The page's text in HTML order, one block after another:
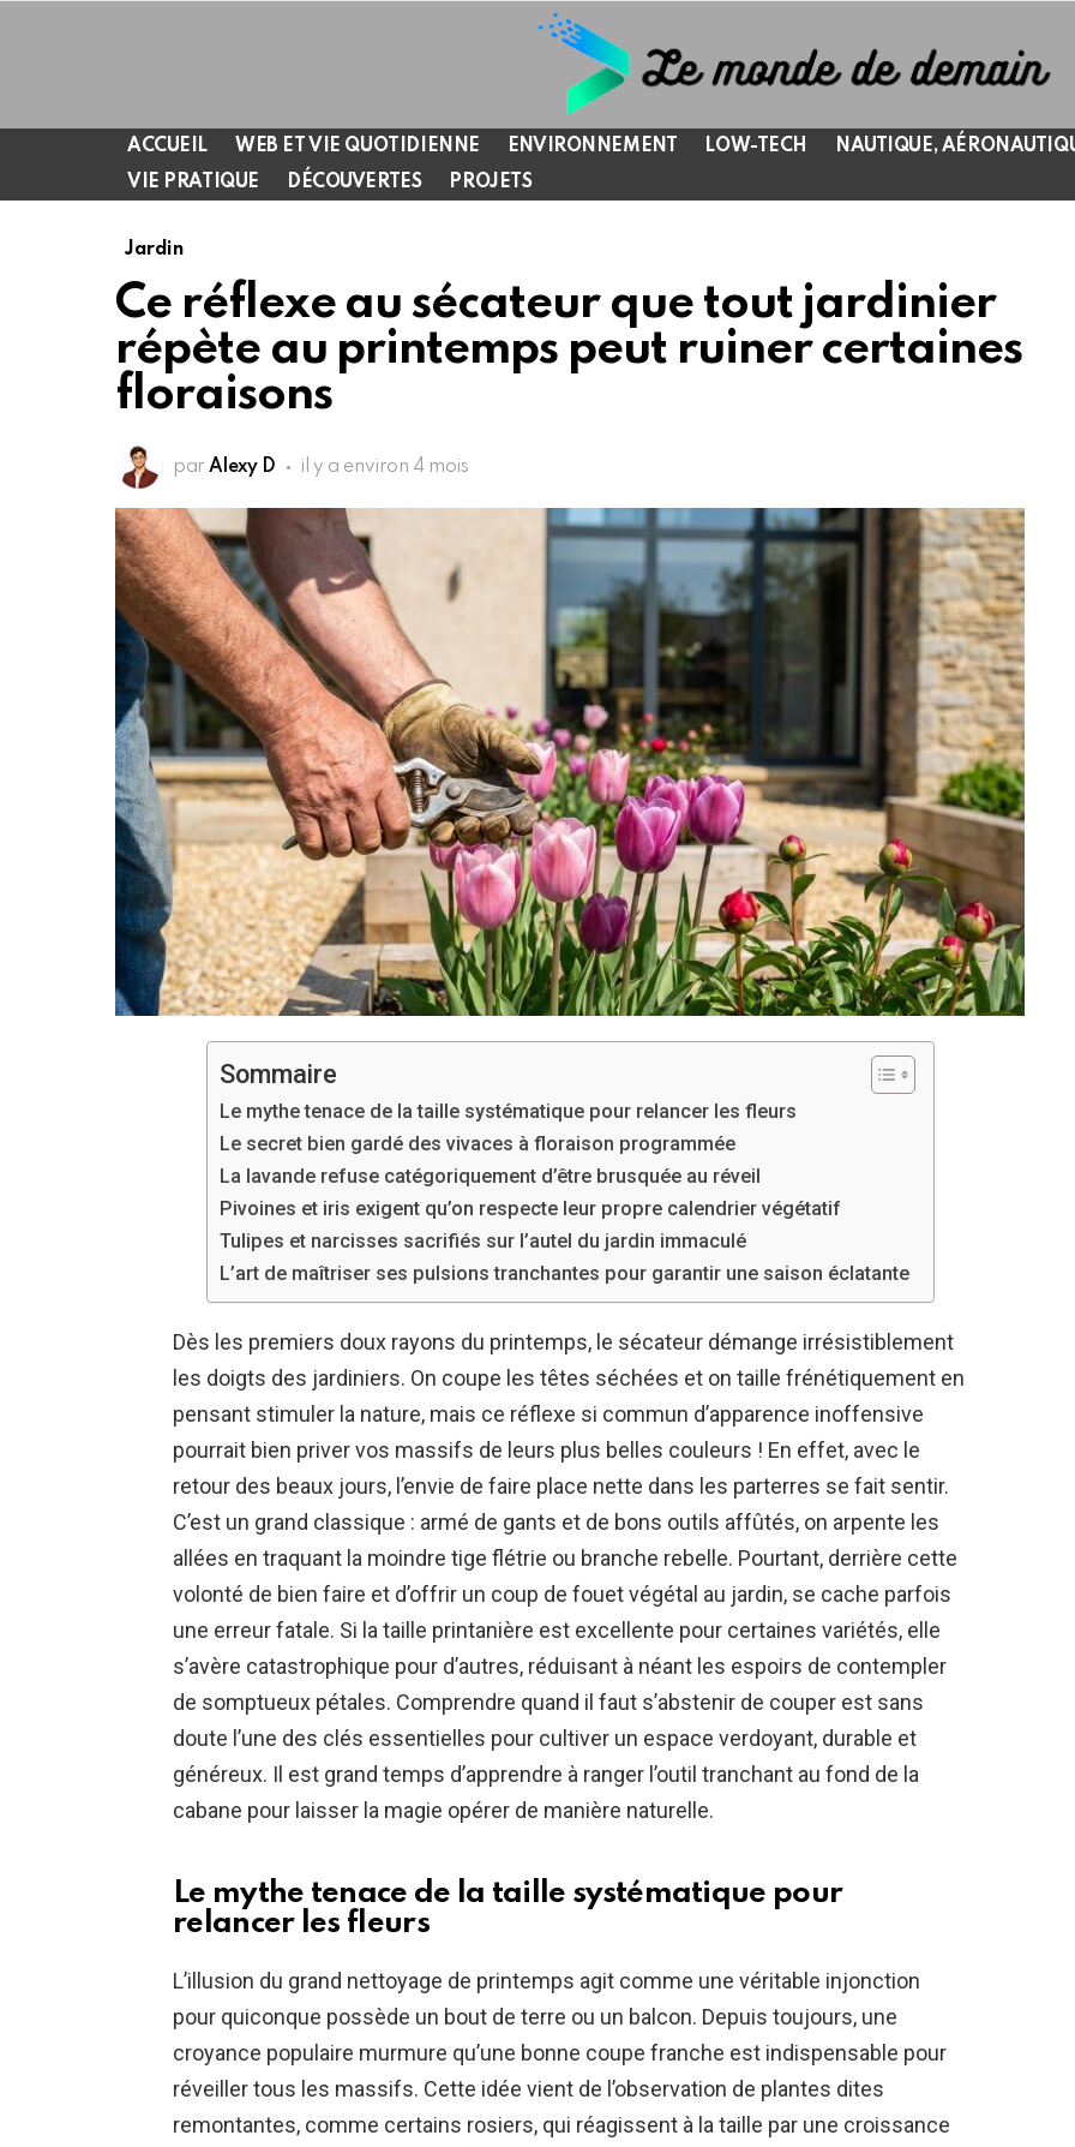
ACCUEIL WEB ET VIE QUOTIDIENNE ENVIRONNEMENT LOW-TECH NAUTIQUE,
VIE PRATIQUE
DÉCOUVERTES PROJETS
Jardin
Ce réflexe au sécateur que tout jardinier
répète au printemps peut ruiner certaines
floraisons
par Alexy D il y a environ 4 mois
Sommaire
Le mythe tenace de la taille systématique pour relancer les fleurs
Le secret bien gardé des vivaces à floraison programmée
La lavande refuse catégoriquement d’être brusquée au réveil
Pivoines et iris exigent qu’on respecte leur propre calendrier végétatif
Tulipes et narcisses sacrifiés sur l’autel du jardin immaculé
L’art de maîtriser ses pulsions tranchantes pour garantir une saison éclatante
Dès les premiers doux rayons du printemps, le sécateur démange irrésistiblement
les doigts des jardiniers. On coupe les têtes séchées et on taille frénétiquement en
pensant stimuler la nature, mais ce réflexe si commun d’apparence inoffensive
pourrait bien priver vos massifs de leurs plus belles couleurs ! En effet, avec le
retour des beaux jours, l’envie de faire place nette dans les parterres se fait sentir.
C’est un grand classique : armé de gants et de bons outils affûtés, on arpente les
allées en traquant la moindre tige flétrie ou branche rebelle. Pourtant, derrière cette
volonté de bien faire et d’offrir un coup de fouet végétal au jardin, se cache parfois
une erreur fatale. Si la taille printanière est excellente pour certaines variétés, elle
s’avère catastrophique pour d’autres, réduisant à néant les espoirs de contempler
de somptueux pétales. Comprendre quand il faut s’abstenir de couper est sans
doute l’une des clés essentielles pour cultiver un espace verdoyant, durable et
généreux. Il est grand temps d’apprendre à ranger l’outil tranchant au fond de la
cabane pour laisser la magie opérer de manière naturelle.
Le mythe tenace de la taille systématique pour
relancer les fleurs
L’illusion du grand nettoyage de printemps agit comme une véritable injonction
pour quiconque possède un bout de terre ou un balcon. Depuis toujours, une
croyance populaire murmure qu’une bonne coupe franche est indispensable pour
réveiller tous les massifs. Cette idée vient de l’observation de plantes dites
remontantes, comme certains rosiers, qui réagissent à la taille par une croissance